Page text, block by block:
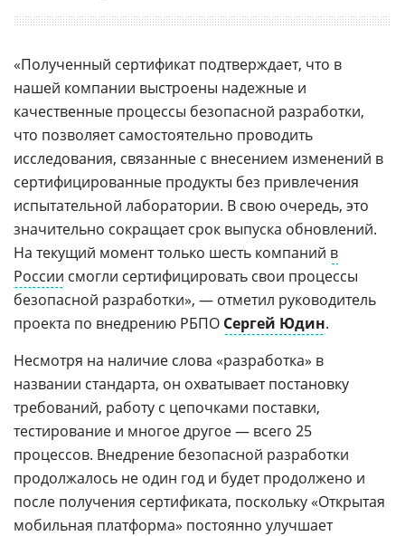
«Полученный сертификат подтверждает, что в
нашей компании выстроены надежные и
качественные процессы безопасной разработки,
что позволяет самостоятельно проводить
исследования, связанные с внесением изменений в
сертифицированные продукты без привлечения
испытательной лаборатории. В свою очередь, это
значительно сокращает срок выпуска обновлений.
На текущий момент только шесть компаний в
России смогли сертифицировать свои процессы
безопасной разработки», — отметил руководитель
проекта по внедрению РБПО Сергей Юдин.
Несмотря на наличие слова «разработка» в
названии стандарта, он охватывает постановку
требований, работу с цепочками поставки,
тестирование и многое другое — всего 25
процессов. Внедрение безопасной разработки
продолжалось не один год и будет продолжено и
после получения сертификата, поскольку «Открытая
мобильная платформа» постоянно улучшает